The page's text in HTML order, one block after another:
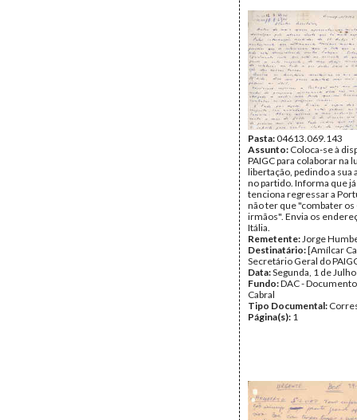
português.
Data:c. 1960
Fundo:DAC -
Cabral
Tipo Documental:
Página(s):5
Pasta:04613.069.143
Assunto: Coloca-se à
PAIGC para colaborar na
libertação, pedindo a sua
no partido. Informa que
tenciona regressar a
não ter que "combater os
irmãos". Envia os
Itália.
Remetente:Jorge
Destinatário:[Amílcar
Secretário Geral do
Data:Segunda, 1 de
Fundo:DAC -
Cabral
Tipo Documental:
Página(s): 1